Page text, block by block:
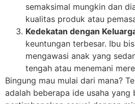
semaksimal mungkin dan
kualitas produk atau
Kedekatan dengan
keuntungan terbesar. Ibu
mengawasi anak yang
tengah atau menemani
Bingung mau mulai dari mana?
adalah beberapa ide usaha yang